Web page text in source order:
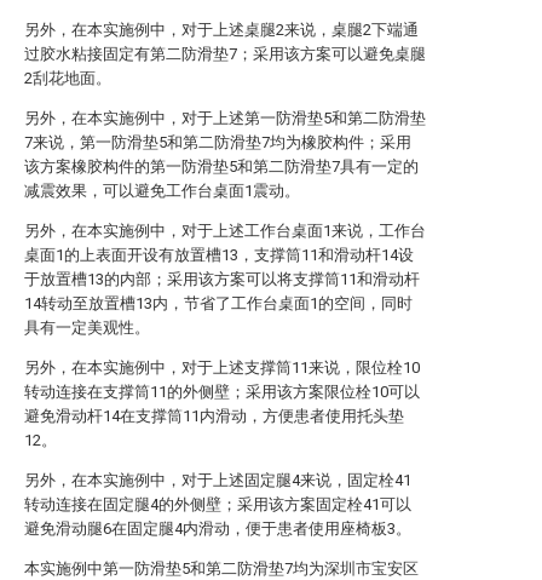
另外，在本实施例中，对于上述桌腿2来说，桌腿2下端通
过胶水粘接固定有第二防滑垫7；采用该方案可以避免桌腿
2刮花地面。
另外，在本实施例中，对于上述第一防滑垫5和第二防滑垫
7来说，第一防滑垫5和第二防滑垫7均为橡胶构件；采用
该方案橡胶构件的第一防滑垫5和第二防滑垫7具有一定的
减震效果，可以避免工作台桌面1震动。
另外，在本实施例中，对于上述工作台桌面1来说，工作台
桌面1的上表面开设有放置槽13，支撑筒11和滑动杆14设
于放置槽13的内部；采用该方案可以将支撑筒11和滑动杆
14转动至放置槽13内，节省了工作台桌面1的空间，同时
具有一定美观性。
另外，在本实施例中，对于上述支撑筒11来说，限位栓10
转动连接在支撑筒11的外侧壁；采用该方案限位栓10可以
避免滑动杆14在支撑筒11内滑动，方便患者使用托头垫
12。
另外，在本实施例中，对于上述固定腿4来说，固定栓41
转动连接在固定腿4的外侧壁；采用该方案固定栓41可以
避免滑动腿6在固定腿4内滑动，便于患者使用座椅板3。
本实施例中第一防滑垫5和第二防滑垫7均为深圳市宝安区